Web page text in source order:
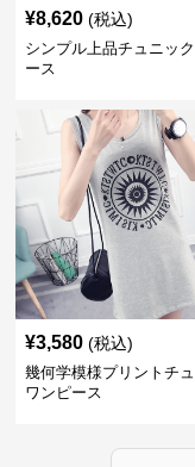
¥8,620 (税込)
シンプル上品チュニッ
ース
¥3,580 (税込)
幾何学模様プリントチ
ワンピース